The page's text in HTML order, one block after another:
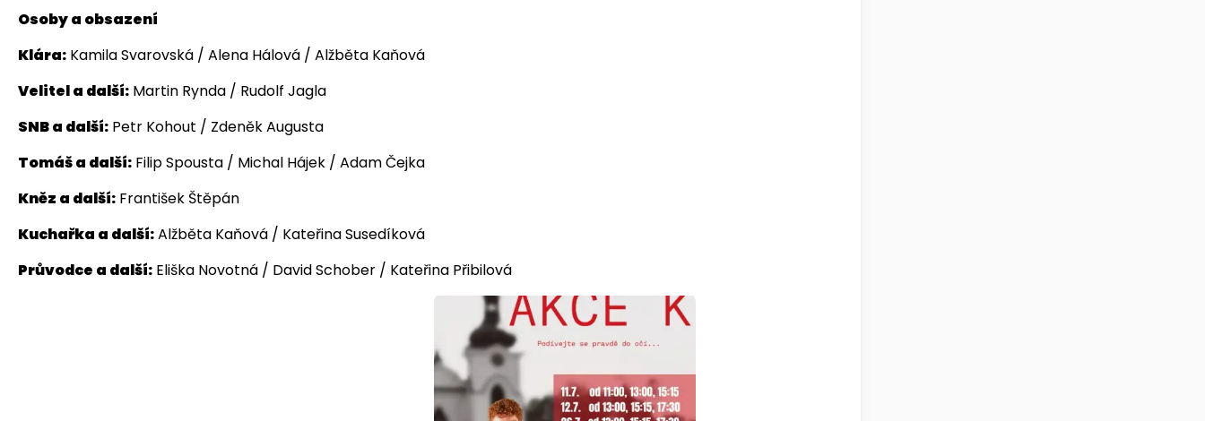
Osoby a obsazení
Klára: Kamila Svarovská / Alena Hálová / Alžběta Kaňová
Velitel a další: Martin Rynda / Rudolf Jagla
SNB a další: Petr Kohout / Zdeněk Augusta
Tomáš a další: Filip Spousta / Michal Hájek / Adam Čejka
Kněz a další: František Štěpán
Kuchařka a další:Alžběta Kaňová / Kateřina Susedíková
Průvodce a další: Eliška Novotná / David Schober / Kateřina Přibilová